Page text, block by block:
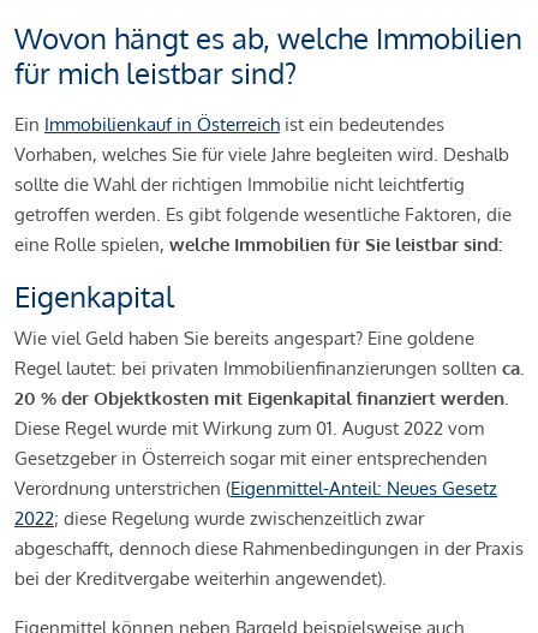
Wovon hängt es ab, welche Immobilien
für mich leistbar sind?
Ein Immobilienkauf in Österreich ist ein bedeutendes
Vorhaben, welches Sie für viele Jahre begleiten wird. Deshalb
sollte die Wahl der richtigen Immobilie nicht leichtfertig
getroffen werden. Es gibt folgende wesentliche Faktoren, die
eine Rolle spielen, welche Immobilien für Sie leistbar sind:
Eigenkapital
Wie viel Geld haben Sie bereits angespart? Eine goldene
Regel lautet: bei privaten Immobilienfinanzierungen sollten ca.
20 % der Objektkosten mit Eigenkapital finanziert werden.
Diese Regel wurde mit Wirkung zum 01. August 2022 vom
Gesetzgeber in Österreich sogar mit einer entsprechenden
Verordnung unterstrichen (Eigenmittel-Anteil: Neues Gesetz
2022; diese Regelung wurde zwischenzeitlich zwar
abgeschafft, dennoch diese Rahmenbedingungen in der Praxis
bei der Kreditvergabe weiterhin angewendet).
Eigenmittel können neben Bargeld beispielsweise auch